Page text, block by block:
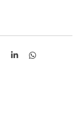
S
D